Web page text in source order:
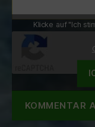
Klicke auf "Ich